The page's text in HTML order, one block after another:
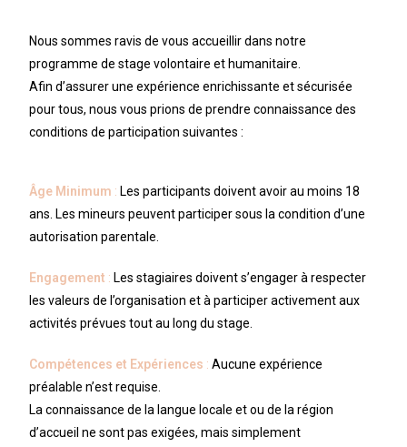
Nous sommes ravis de vous accueillir dans notre
programme de stage volontaire et humanitaire.
Afin d’assurer une expérience enrichissante et sécurisée
pour tous, nous vous prions de prendre connaissance des
conditions de participation suivantes :
Âge Minimum : Les participants doivent avoir au moins 18
ans. Les mineurs peuvent participer sous la condition d’une
autorisation parentale.
Engagement : Les stagiaires doivent s’engager à respecter
les valeurs de l’organisation et à participer activement aux
activités prévues tout au long du stage.
Compétences et Expériences : Aucune expérience
préalable n’est requise.
La connaissance de la langue locale et ou de la région
d’accueil ne sont pas exigées, mais simplement